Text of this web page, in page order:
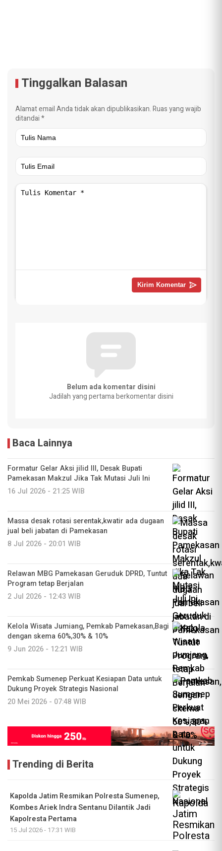
Tinggalkan Balasan
Alamat email Anda tidak akan dipublikasikan.Ruas yang wajib
ditandai*
Belum ada komentar disini
Jadilah yang pertama berkomentar disini
Baca Lainnya
Formatur Gelar Aksi jilid III, Desak Bupati
Pamekasan Makzul Jika Tak Mutasi Juli Ini
16 Jul 2026 - 21:25 WIB
Massa desak rotasi serentak,kwatir ada dugaan
jual beli jabatan di Pamekasan
8 Jul 2026 - 20:01 WIB
Relawan MBG Pamekasan Geruduk DPRD, Tuntut
Program tetap Berjalan
2 Jul 2026 - 12:43 WIB
Kelola Wisata Jumiang, Pemkab Pamekasan,Bagi
dengan skema 60%,30% & 10%
9 Jun 2026 - 12:21 WIB
Pemkab Sumenep Perkuat Kesiapan Data untuk
Dukung Proyek Strategis Nasional
20 Mei 2026 - 07:48 WIB
Trending di Berita
Kapolda Jatim Resmikan Polresta Sumenep,
Kombes Ariek Indra Sentanu Dilantik Jadi
Kapolresta Pertama
15 Jul 2026 - 17:31 WIB